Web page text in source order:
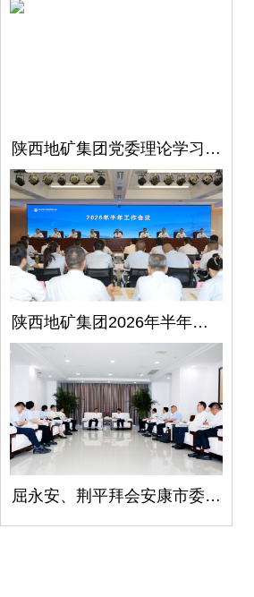
陕西地矿集团党委理论学习中心组召开第5次学习（扩大）会议
陕西地矿集团2026年半年工作会议在西安召开
屈永安、荆平拜会安康市委书记柯昌万